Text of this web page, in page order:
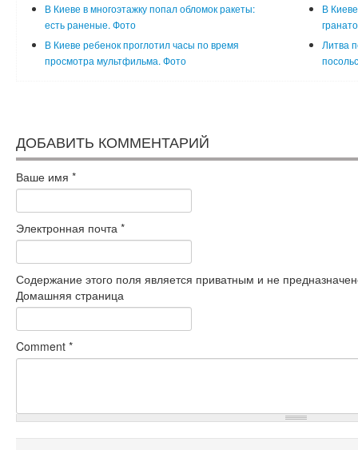
В Киеве в многоэтажку попал обломок ракеты:
есть раненые. Фото
В
В Киеве ребенок проглотил часы по время
просмотра мультфильма. Фото
Литва
ДОБАВИТЬ КОММЕНТАРИЙ
Ваше имя *
Электронная почта *
Содержание этого поля является приватным и не
Домашняя страница
Comment *